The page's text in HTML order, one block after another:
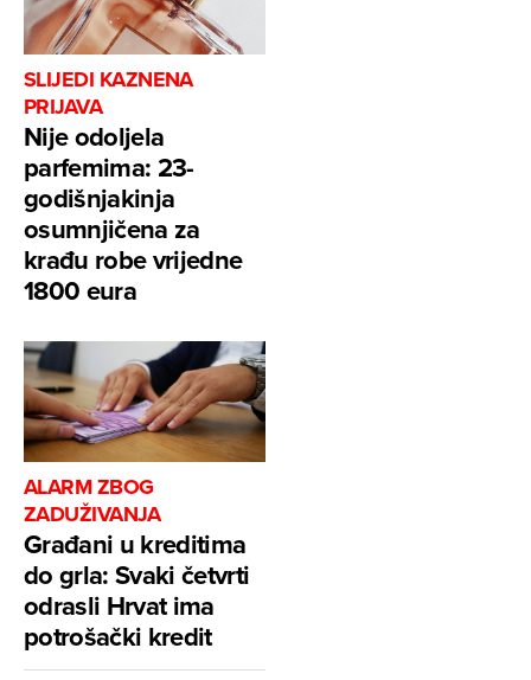
SLIJEDI KAZNENA
PRIJAVA
Nije odoljela
parfemima: 23-
godišnjakinja
osumnjičena za
krađu robe vrijedne
1800 eura
ALARM ZBOG
ZADUŽIVANJA
Građani u kreditima
do grla: Svaki četvrti
odrasli Hrvat ima
potrošački kredit